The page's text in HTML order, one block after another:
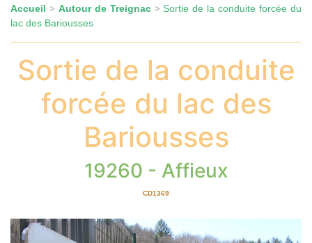
Accueil > Autour de Treignac> Sortie de la conduite forcée du
lac des Bariousses
Sortie de la conduite
forcée du lac des
Bariousses
19260 - Affieux
CD1369